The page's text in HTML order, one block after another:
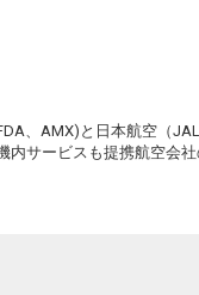
、AMX)と日本航空（
サービスも提携航空会社